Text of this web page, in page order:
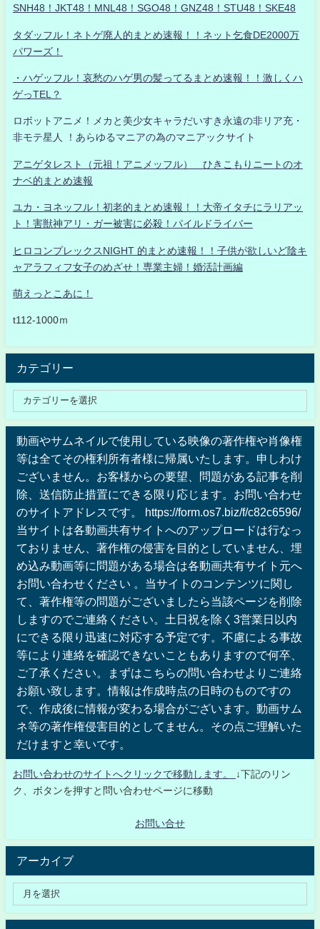
SNH48！JKT48！MNL48！SGO48！GNZ48！STU48！SKE48
タダッフル！ネトゲ廃人的まとめ速報！！ネット乞食DE2000万
パワーズ！
・ハゲッフル！哀愁のハゲ男の髪ってるまとめ速報！！激しくハ
ゲっTEL？
ロボットアニメ！メカと美少女キャラだいすき永遠の非リア充・
非モテ星人 ！あらゆるマニアの為のマニアックサイト
アニゲタレスト（元祖！アニメッフル） ひきこもりニートのオ
ナベ的まとめ速報
ユカ・ヨネッフル！初老的まとめ速報！！大帝イタチにラリアッ
ト！害獣神アリ・ガー被害に必殺！パイルドライバー
ヒロコンプレックスNIGHT 的まとめ速報！！子供が欲しいど陰キ
ャアラフィフ女子のめざせ！専業主婦！婚活計画編
萌えっとこあに！
t112-1000ｍ
カテゴリー
動画やサムネイルで使用している映像の著作権や肖像権
等は全てその権利所有者様に帰属いたします。申しわけ
ございません。お客様からの要望、問題がある記事を削
除、送信防止措置にできる限り応じます。お問い合わせ
のサイトアドレスです。 https://form.os7.biz/f/c82c6596/
当サイトは各動画共有サイトへのアップロードは行なっ
ておりません、著作権の侵害を目的としていません、埋
め込み動画等に問題がある場合は各動画共有サイト元へ
お問い合わせください 。当サイトのコンテンツに関し
て、著作権等の問題がございましたら当該ページを削除
しますのでご連絡ください。土日祝を除く3営業日以内
にできる限り迅速に対応する予定です。不慮による事故
等により連絡を確認できないこともありますので何卒、
ご了承ください。まずはこちらの問い合わせよりご連絡
お願い致します。情報は作成時点の日時のものですの
で、作成後に情報が変わる場合がございます。動画サム
ネ等の著作権侵害目的としてません。その点ご理解いた
だけますと幸いです。
お問い合わせのサイトへクリックで移動します。
↓下記のリン
ク、ボタンを押すと問い合わせページに移動
お問い合せ
アーカイブ